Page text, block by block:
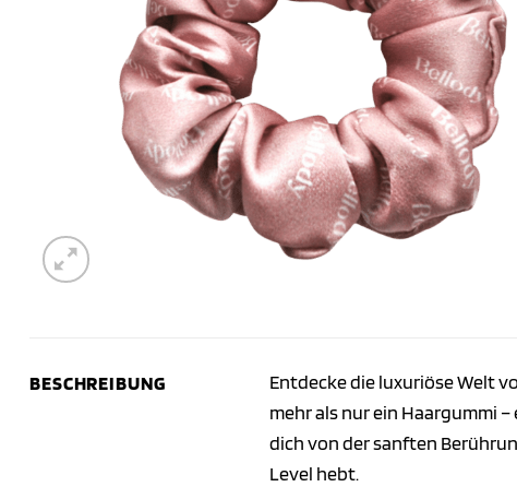
BESCHREIBUNG Entdecke die luxuriöse Welt
mehr als nur ein Haargummi
dich von der sanften
Level hebt.